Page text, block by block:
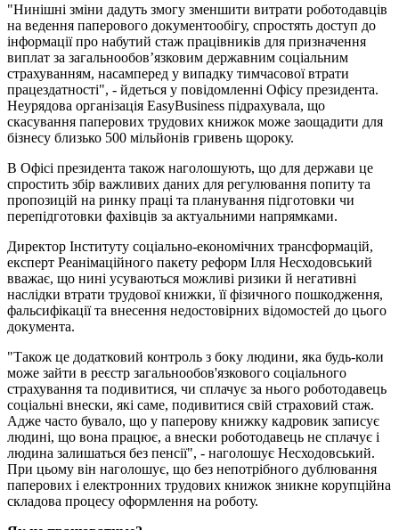
"Нинішні зміни дадуть змогу зменшити витрати роботодавців
на ведення паперового документообігу, спростять доступ до
інформації про набутий стаж працівників для призначення
виплат за загальнообов’язковим державним соціальним
страхуванням, насамперед у випадку тимчасової втрати
працездатності", - йдеться у повідомленні Офісу президента.
Неурядова організація EasyBusiness підрахувала, що
скасування паперових трудових книжок може заощадити для
бізнесу близько 500 мільйонів гривень щороку.
В Офісі президента також наголошують, що для держави це
спростить збір важливих даних для регулювання попиту та
пропозицій на ринку праці та планування підготовки чи
перепідготовки фахівців за актуальними напрямками.
Директор Інституту соціально-економічних трансформацій,
експерт Реанімаційного пакету реформ Ілля Несходовський
вважає, що нині усуваються можливі ризики й негативні
наслідки втрати трудової книжки, її фізичного пошкодження,
фальсифікації та внесення недостовірних відомостей до цього
документа.
"Також це додатковий контроль з боку людини, яка будь-коли
може зайти в реєстр загальнообов'язкового соціального
страхування та подивитися, чи сплачує за нього роботодавець
соціальні внески, які саме, подивитися свій страховий стаж.
Адже часто бувало, що у паперову книжку кадровик записує
людині, що вона працює, а внески роботодавець не сплачує і
людина залишаться без пенсії", - наголошує Несходовський.
При цьому він наголошує, що без непотрібного дублювання
паперових і електронних трудових книжок зникне корупційна
складова процесу оформлення на роботу.